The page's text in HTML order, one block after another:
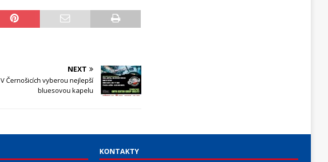
NEXT
V Černošicích vyberou nejlepší
bluesovou kapelu
KONTAKTY